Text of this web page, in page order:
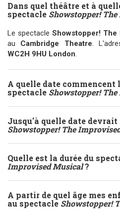
Dans quel théâtre et à
spectacle Showstopper!
Le spectacle Showstopper! The
au Cambridge Theatre.
WC2H 9HU London.
A quelle date
spectacle Showstopper!
Jusqu'à quelle date devrait
Showstopper! The
Quelle est la durée du
Improvised Musical?
A partir de quel âge mes
au spectacle Showstopper!